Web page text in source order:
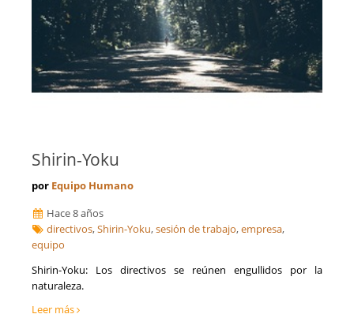
Shirin-Yoku
por Equipo Humano
Hace 8 años
directivos,Shirin-Yoku,sesión de trabajo,empresa,
equipo
Shirin-Yoku: Los directivos se reúnen engullidos por la
naturaleza.
Leer más